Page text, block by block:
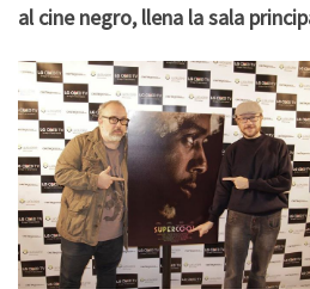
al cine negro, llena la sala